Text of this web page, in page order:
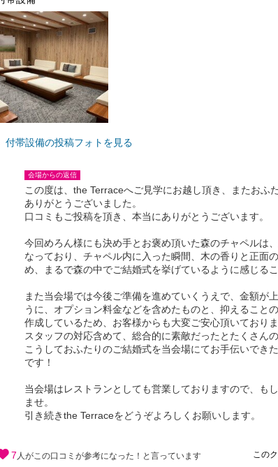
付帯設備の投稿フォトを見る
会場からの返信
この度は、the Terraceへご見学にお越し頂き、またおふ
ありがとうございました。
口コミもご投稿を頂き、本当にありがとうございます。
今回めろん様にも決め手とお褒め頂いた森のチャペルは
なっており、チャペル内に入った瞬間、木の香りと正面
め、まるで森の中でご結婚式を挙げているように感じるこ
また当会場では今後ご準備を進めていくうえで、金額が
うに、オプション料金などを含めたものと、抑えること
作成しているため、お客様からも大変ご安心頂いておりま
スタッフの対応含めて、総合的に素敵だったとたくさん
こうしておふたりのご結婚式を当会場にてお手伝いでき
です！
当会場はレストランとしても営業しておりますので、も
ませ。
引き続きthe Terraceをどうぞよろしくお願いします。
7 人がこの口コミが参考になった！と言っています この